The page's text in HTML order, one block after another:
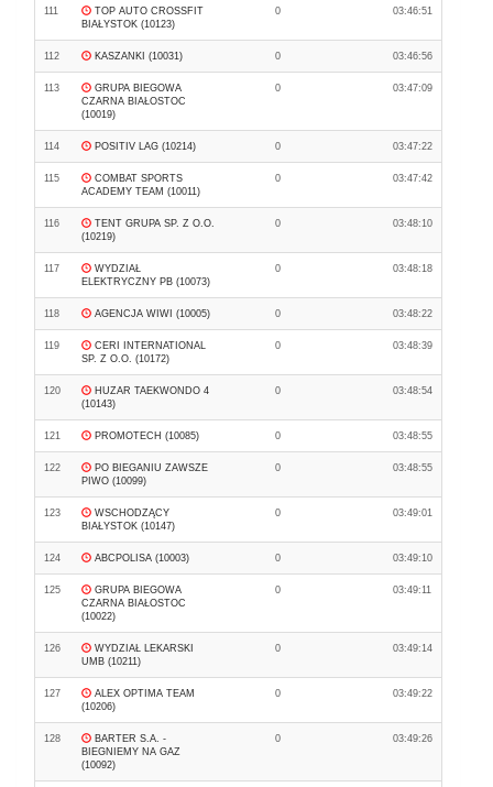
111
TOP AUTO CROSSFIT
BIAŁYSTOK (10123)
0 03:46:51
112 KASZANKI (10031) 0 03:46:56
113
GRUPA BIEGOWA
CZARNA BIAŁOSTOC
(10019)
0 03:47:09
114 POSITIV LAG (10214) 0 03:47:22
115
COMBAT SPORTS
ACADEMY TEAM (10011)
0 03:47:42
116
TENT GRUPA SP. Z O.O.
(10219)
0 03:48:10
117
WYDZIAŁ
ELEKTRYCZNY PB (10073)
0 03:48:18
118 AGENCJA WIWI (10005) 0 03:48:22
119
CERI INTERNATIONAL
SP. Z O.O. (10172)
0 03:48:39
120
HUZAR TAEKWONDO 4
(10143)
0 03:48:54
121 PROMOTECH (10085) 0 03:48:55
122
PO BIEGANIU ZAWSZE
PIWO (10099)
0 03:48:55
123
WSCHODZĄCY
BIAŁYSTOK (10147)
0 03:49:01
124 ABCPOLISA (10003) 0 03:49:10
125
GRUPA BIEGOWA
CZARNA BIAŁOSTOC
(10022)
0 03:49:11
126
WYDZIAŁ LEKARSKI
UMB (10211)
0 03:49:14
127
ALEX OPTIMA TEAM
(10206)
0 03:49:22
128
BARTER S.A. -
BIEGNIEMY NA GAZ
(10092)
0 03:49:26